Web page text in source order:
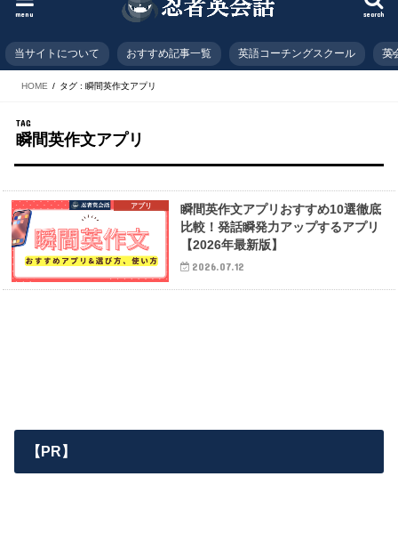
search
menu
当サイトについて おすすめ記事一覧 英語コーチングスクール 英
HOME タグ : 瞬間英作文アプリ
TAG
瞬間英作文アプリ
アプリ
瞬間英作文アプリおすすめ10選徹底
比較！発話瞬発力アップするアプリ
【2026年最新版】
2026.07.12
【PR】